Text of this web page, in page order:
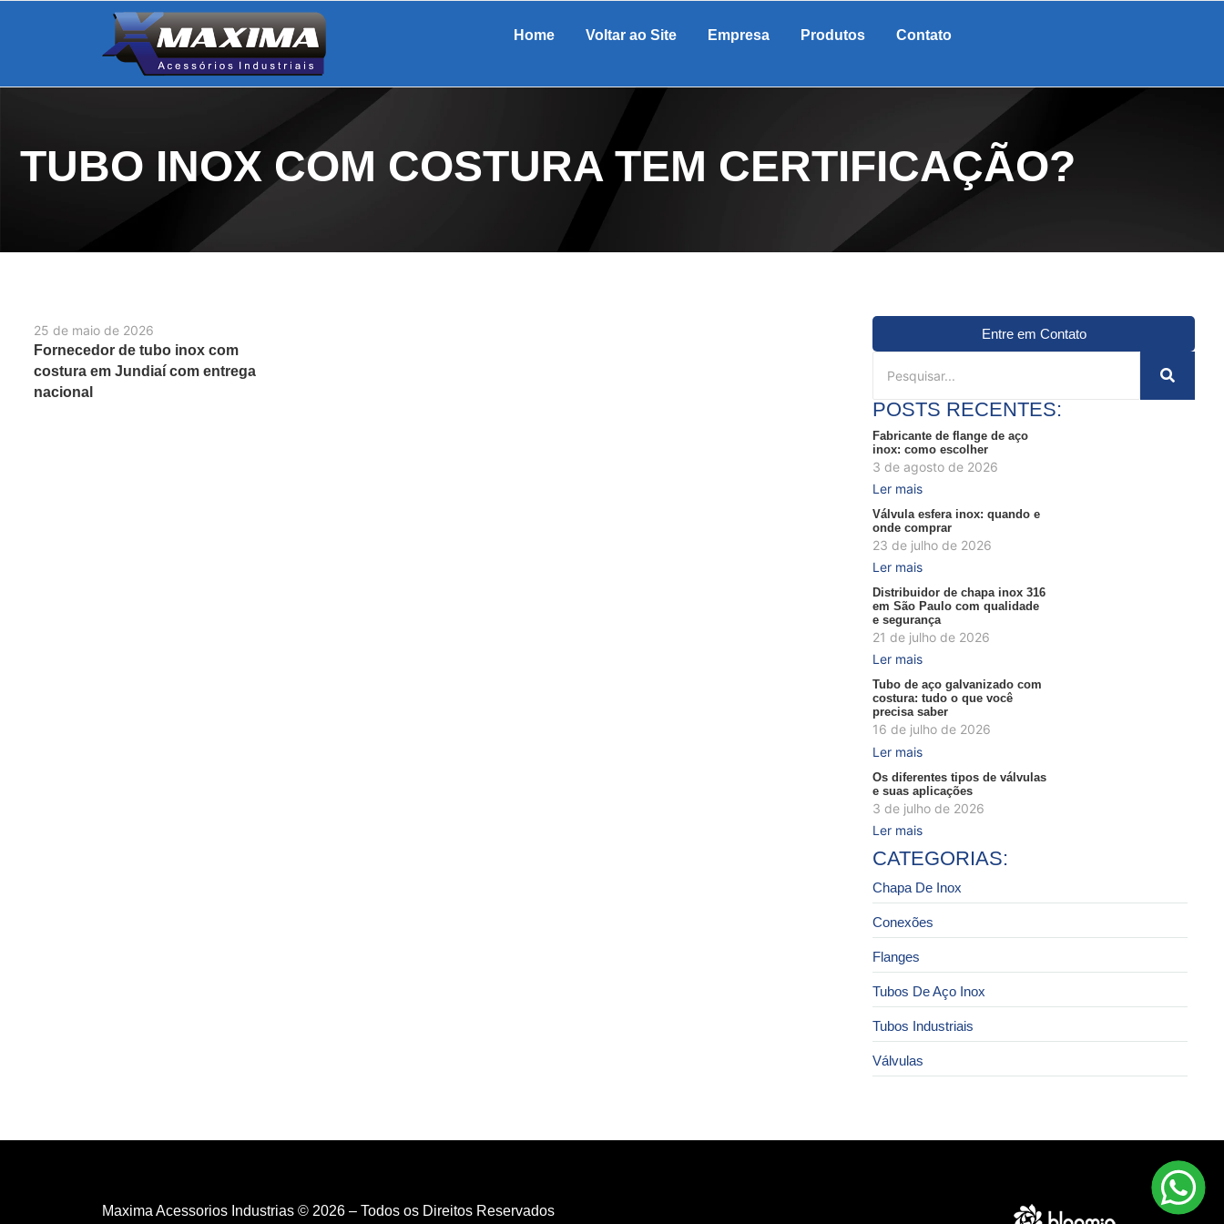
Home Voltar ao Site Empresa Produtos Contato
TUBO INOX COM COSTURA TEM CERTIFICAÇÃO?
25 de maio de 2026
Fornecedor de tubo inox com
costura em Jundiaí com entrega
nacional
Entre em Contato
POSTS RECENTES:
Fabricante de flange de aço
inox: como escolher
3 de agosto de 2026
Ler mais
Válvula esfera inox: quando e
onde comprar
23 de julho de 2026
Ler mais
Distribuidor de chapa inox 316
em São Paulo com qualidade
e segurança
21 de julho de 2026
Ler mais
Tubo de aço galvanizado com
costura: tudo o que você
precisa saber
16 de julho de 2026
Ler mais
Os diferentes tipos de válvulas
e suas aplicações
3 de julho de 2026
Ler mais
CATEGORIAS:
Chapa De Inox
Conexões
Flanges
Tubos De Aço Inox
Tubos Industriais
Válvulas
Maxima Acessorios Industrias © 2026 – Todos os Direitos Reservados